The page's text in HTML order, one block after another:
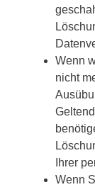
Wenn
nicht
Ihrer
Wenn